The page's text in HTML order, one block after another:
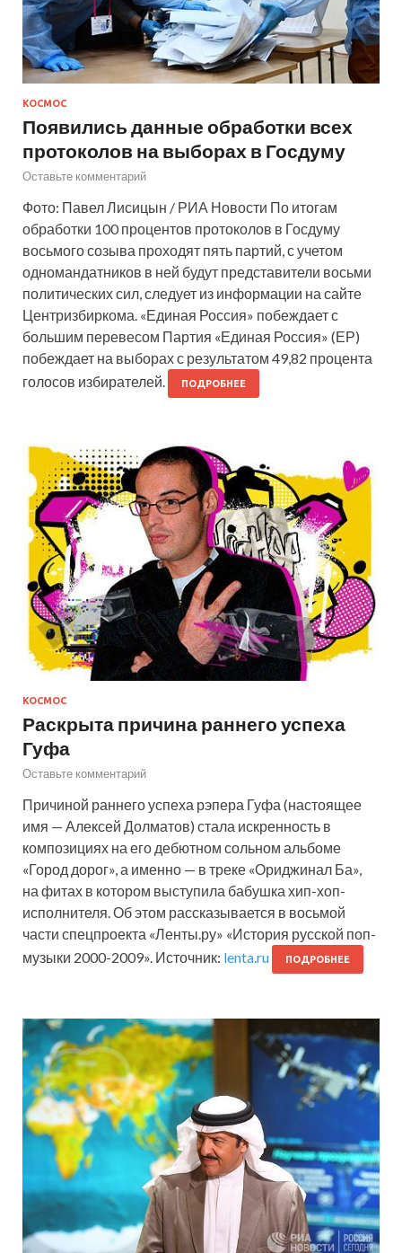
КОСМОС
Появились данные обработки всех
протоколов на выборах в Госдуму
Оставьте комментарий
Фото: Павел Лисицын / РИА Новости По итогам
обработки 100 процентов протоколов в Госдуму
восьмого созыва проходят пять партий, с учетом
одномандатников в ней будут представители восьми
политических сил, следует из информации на сайте
Центризбиркома. «Единая Россия» побеждает с
большим перевесом Партия «Единая Россия» (ЕР)
побеждает на выборах с результатом 49,82 процента
голосов избирателей.
ПОДРОБНЕЕ
КОСМОС
Раскрыта причина раннего успеха
Гуфа
Оставьте комментарий
Причиной раннего успеха рэпера Гуфа (настоящее
имя — Алексей Долматов) стала искренность в
композициях на его дебютном сольном альбоме
«Город дорог», а именно — в треке «Ориджинал Ба»,
на фитах в котором выступила бабушка хип-хоп-
исполнителя. Об этом рассказывается в восьмой
части спецпроекта «Ленты.ру» «История русской поп-
музыки 2000-2009». Источник: lenta.ru ПОДРОБНЕЕ